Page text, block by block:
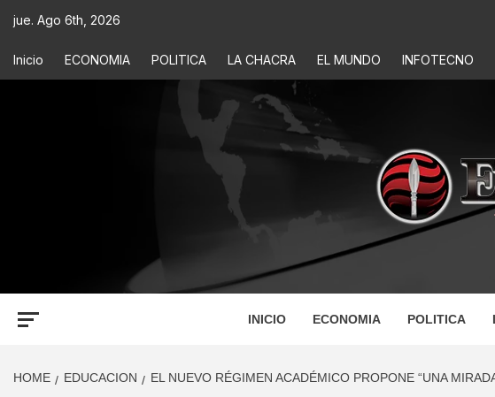
jue. Ago 6th, 2026
Inicio ECONOMIA POLITICA LA CHACRA EL MUNDO INFOTECNO
INICIO ECONOMIA POLITICA
HOME EDUCACION EL NUEVO RÉGIMEN ACADÉMICO PROPONE “UNA